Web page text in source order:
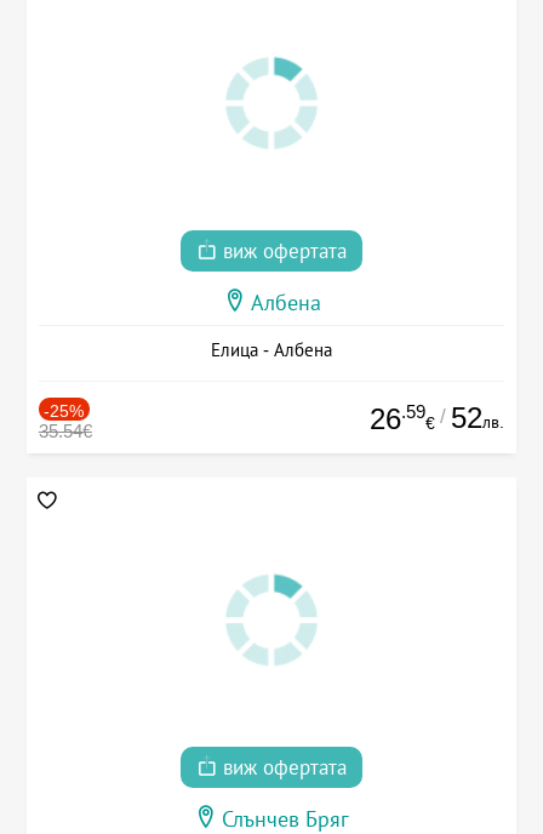
виж офертата
Албена
Елица - Албена
-25%
35.54€ 26.59
€ / 52лв.
виж офертата
Слънчев Бряг